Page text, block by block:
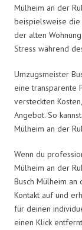
Mülheim an der
beispielsweise
der alten
Stress während
Umzugsmeister
eine transparente
versteckten
Angebot. So
Mülheim an der
Wenn du
Mülheim an der
Busch Mülheim
Kontakt auf und
für deinen
einen Klick